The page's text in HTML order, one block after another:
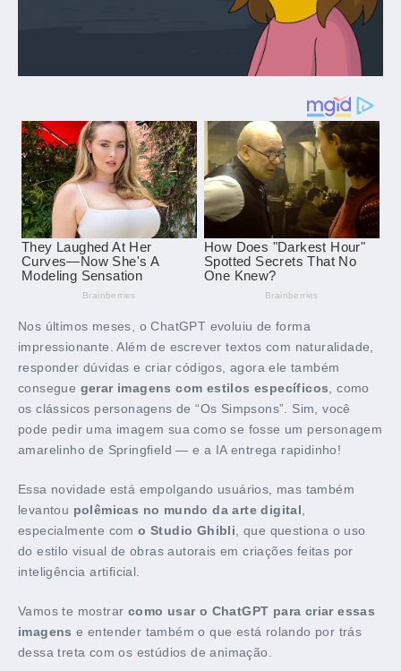
Nos últimos meses, o ChatGPT evoluiu de forma
impressionante. Além de escrever textos com naturalidade,
responder dúvidas e criar códigos, agora ele também
consegue gerar imagens com estilos específicos , como
os clássicos personagens de “Os Simpsons”. Sim, você
pode pedir uma imagem sua como se fosse um personagem
amarelinho de Springfield — e a IA entrega rapidinho!
Essa novidade está empolgando usuários, mas também
levantou polêmicas no mundo da arte digital
especialmente como Studio Ghibli , que questiona o uso
do estilo visual de obras autorais em criações feitas por
inteligência artificial.
Vamos te mostrar como usar o ChatGPT para criar essas
imagens e entender também o que está rolando por trás
dessa treta com os estúdios de animação.